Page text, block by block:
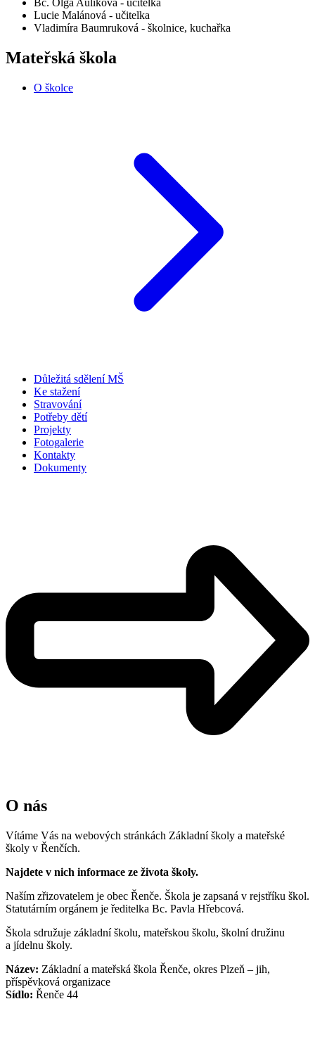
Bc. Olga Aulíková - učitelka
Lucie Malánová - učitelka
Vladimíra Baumruková - školnice, kuchařka
Mateřská škola
O školce
Důležitá sdělení MŠ
Ke stažení
Stravování
Potřeby dětí
Projekty
Fotogalerie
Kontakty
Dokumenty
O nás
Vítáme Vás na webových stránkách Základní školy a mateřské
školy v Řenčích.
Najdete v nich informace ze života školy.
Naším zřizovatelem je obec Řenče. Škola je zapsaná v rejstříku škol.
Statutárním orgánem je ředitelka Bc. Pavla Hřebcová.
Škola sdružuje základní školu, mateřskou školu, školní družinu
a jídelnu školy.
Název: Základní a mateřská škola Řenče, okres Plzeň – jih,
příspěvková organizace
Sídlo: Řenče 44